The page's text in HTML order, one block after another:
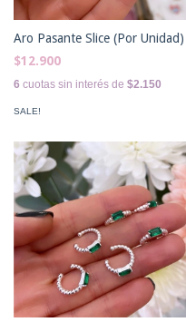
Aro Pasante Slice (Por Unidad)
$12.900
6 cuotas sin interés de $2.150
SALE!